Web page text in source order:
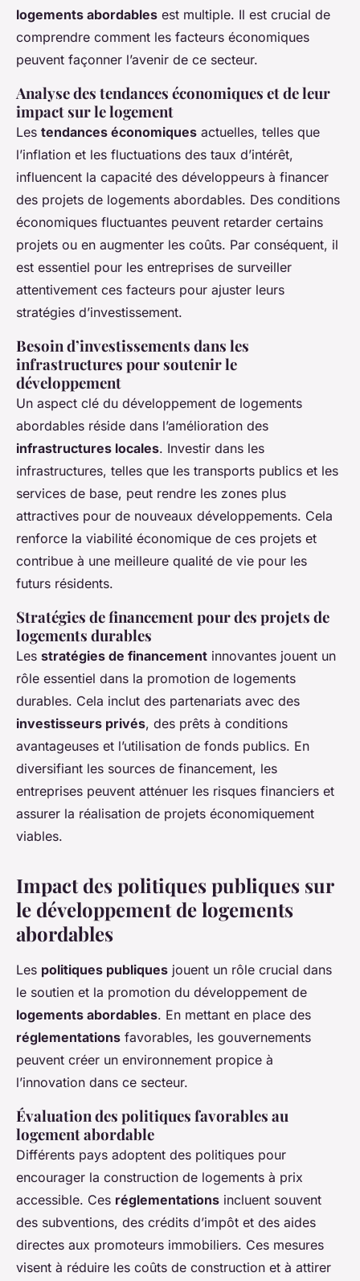
logements abordables est multiple. Il est crucial de
comprendre comment les facteurs économiques
peuvent façonner l’avenir de ce secteur.
Analyse des tendances économiques et de leur
impact sur le logement
Les tendances économiques actuelles, telles que
l’inflation et les fluctuations des taux d’intérêt,
influencent la capacité des développeurs à financer
des projets de logements abordables. Des conditions
économiques fluctuantes peuvent retarder certains
projets ou en augmenter les coûts. Par conséquent, il
est essentiel pour les entreprises de surveiller
attentivement ces facteurs pour ajuster leurs
stratégies d’investissement.
Besoin d’investissements dans les
infrastructures pour soutenir le
développement
Un aspect clé du développement de logements
abordables réside dans l’amélioration des
infrastructures locales. Investir dans les
infrastructures, telles que les transports publics et les
services de base, peut rendre les zones plus
attractives pour de nouveaux développements. Cela
renforce la viabilité économique de ces projets et
contribue à une meilleure qualité de vie pour les
futurs résidents.
Stratégies de financement pour des projets de
logements durables
Les stratégies de financement innovantes jouent un
rôle essentiel dans la promotion de logements
durables. Cela inclut des partenariats avec des
investisseurs privés, des prêts à conditions
avantageuses et l’utilisation de fonds publics. En
diversifiant les sources de financement, les
entreprises peuvent atténuer les risques financiers et
assurer la réalisation de projets économiquement
viables.
Impact des politiques publiques sur
le développement de logements
abordables
Les politiques publiques jouent un rôle crucial dans
le soutien et la promotion du développement de
logements abordables. En mettant en place des
réglementations favorables, les gouvernements
peuvent créer un environnement propice à
l’innovation dans ce secteur.
Évaluation des politiques favorables au
logement abordable
Différents pays adoptent des politiques pour
encourager la construction de logements à prix
accessible. Ces réglementations incluent souvent
des subventions, des crédits d’impôt et des aides
directes aux promoteurs immobiliers. Ces mesures
visent à réduire les coûts de construction et à attirer